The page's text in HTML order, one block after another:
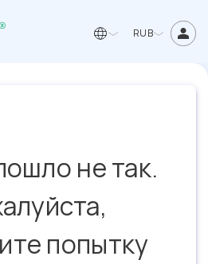
RUB
не так.
попытку